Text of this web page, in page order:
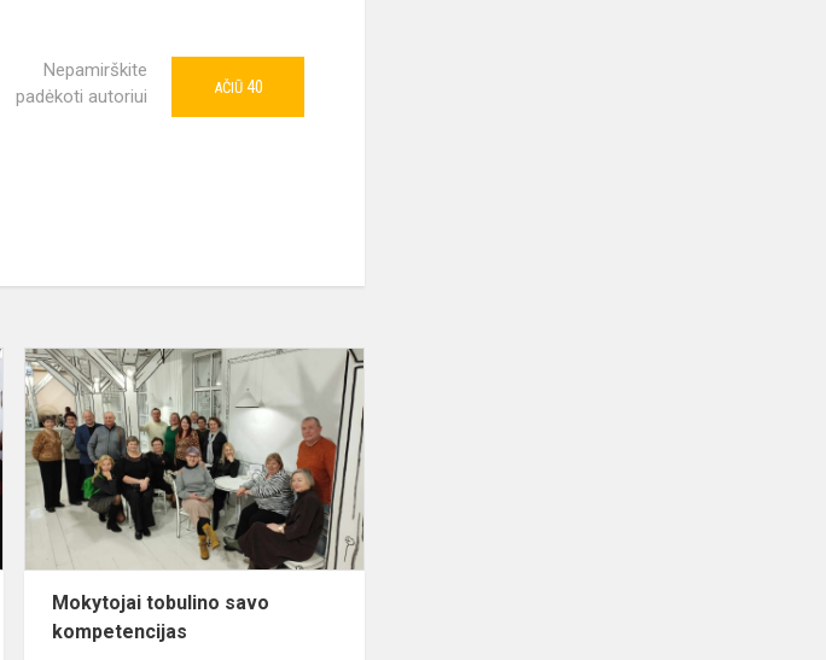
Nepamirškite
padėkoti autoriui
AČIŪ 40
Išvyka
į
Kauno
Tado
Ivanausko
zoologijos
muziejų
Mokytojai
savo
Mokytojai tobulino savo
kompetencijas